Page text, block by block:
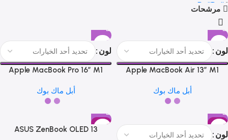
DellDell 1
Dell
DellDell 1
GigabyteGigabyte 1
مرشحات
لون
Apple MacBook Air 13” M1
أبل ماك بوك
لون
Apple MacBook Pro 16″ M1
أبل ماك بوك
حار
لون
حار
ASUS ZenBook OLED 13